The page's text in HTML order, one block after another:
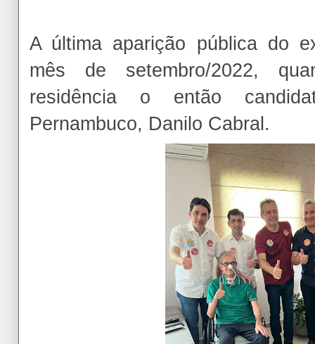
A última aparição pública do
mês de setembro/2022,
residência o então
Pernambuco, Danilo Cabral.